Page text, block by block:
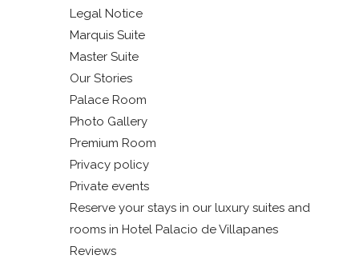
Legal Notice
Marquis Suite
Master Suite
Our Stories
Palace Room
Photo Gallery
Premium Room
Privacy policy
Private events
Reserve your stays in our luxury suites and
rooms in Hotel Palacio de Villapanes
Reviews